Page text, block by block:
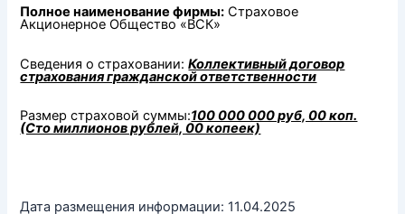
Полное наименование фирмы: Страховое
Акционерное Общество «ВСК»
Сведения о страховании:Коллективный договор
страхования гражданской ответственности
Размер страховой суммы:100 000 000 руб, 00 коп.
(Сто миллионов рублей, 00 копеек)
Дата размещения информации: 11.04.2025